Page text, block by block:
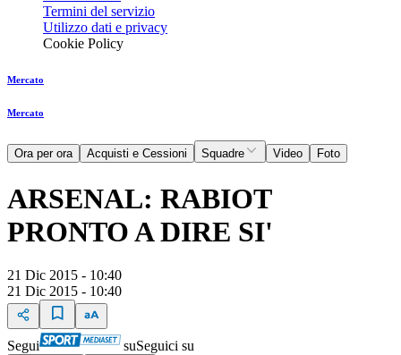
Termini del servizio
Utilizzo dati e privacy
Cookie Policy
Mercato
Mercato
Ora per ora Acquisti e Cessioni Squadre Video Foto
ARSENAL: RABIOT
PRONTO A DIRE SI'
21 Dic 2015 - 10:40
21 Dic 2015 - 10:40
Segui suSeguici su